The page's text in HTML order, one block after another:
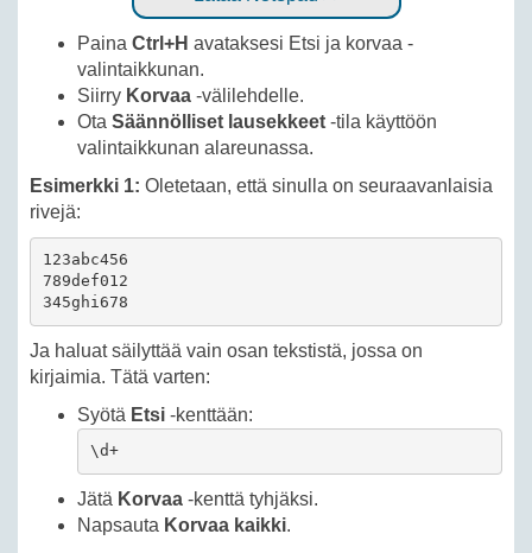
Paina Ctrl+H avataksesi Etsi ja korvaa -
valintaikkunan.
Siirry Korvaa -välilehdelle.
Ota Säännölliset lausekkeet -tila käyttöön
valintaikkunan alareunassa.
Esimerkki 1: Oletetaan, että sinulla on seuraavanlaisia
rivejä:
123abc456
789def012
345ghi678
Ja haluat säilyttää vain osan tekstistä, jossa on
kirjaimia. Tätä varten:
Syötä Etsi -kenttään:
\d+
Jätä Korvaa -kenttä tyhjäksi.
Napsauta Korvaa kaikki.